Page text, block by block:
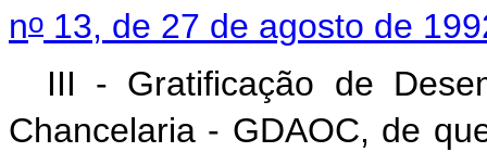
no 13, de 27 de agosto de
III - Gratificação de
Chancelaria - GDAOC, de